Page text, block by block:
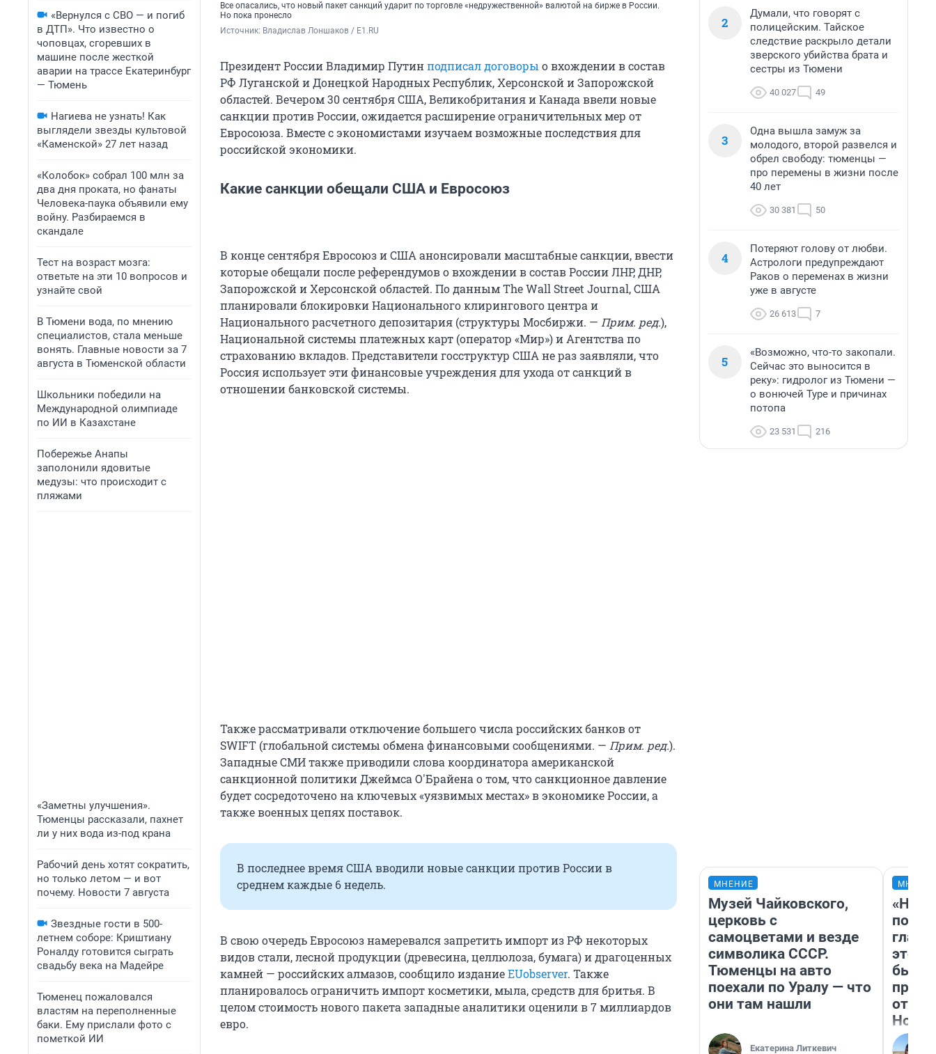
«Вернулся с СВО — и погиб
в ДТП». Что известно о
чоповцах, сгоревших в
машине после жесткой
аварии на трассе Екатеринбург
— Тюмень
Нагиева не узнать! Как
выглядели звезды культовой
«Каменской» 27 лет назад
«Колобок» собрал 100 млн за
два дня проката, но фанаты
Человека-паука объявили ему
войну. Разбираемся в
скандале
Тест на возраст мозга:
ответьте на эти 10 вопросов и
узнайте свой
В Тюмени вода, по мнению
специалистов, стала меньше
вонять. Главные новости за 7
августа в Тюменской области
Школьники победили на
Международной олимпиаде
по ИИ в Казахстане
Побережье Анапы
заполонили ядовитые
медузы: что происходит с
пляжами
«Заметны улучшения».
Тюменцы рассказали, пахнет
ли у них вода из-под крана
Рабочий день хотят сократить,
но только летом — и вот
почему. Новости 7 августа
Звездные гости в 500-
летнем соборе: Криштиану
Роналду готовится сыграть
свадьбу века на Мадейре
Тюменец пожаловался
властям на переполненные
баки. Ему прислали фото с
пометкой ИИ
Все опасались, что новый пакет санкций ударит по торговле «недружественной» валютой на бирже в России.
Но пока пронесло
Источник: Владислав Лоншаков / E1.RU
Президент России Владимир Путинподписал договоры о вхождении в состав
РФ Луганской и Донецкой Народных Республик, Херсонской и Запорожской
областей. Вечером 30 сентября США, Великобритания и Канада ввели новые
санкции против России, ожидается расширение ограничительных мер от
Евросоюза. Вместе с экономистами изучаем возможные последствия для
российской экономики.
Какие санкции обещали США и Евросоюз
В конце сентября Евросоюз и США анонсировали масштабные санкции, ввести
которые обещали после референдумов о вхождении в состав России ЛНР, ДНР,
Запорожской и Херсонской областей. По данным The Wall Street Journal, США
планировали блокировки Национального клирингового центра и
Национального расчетного депозитария (структуры Мосбиржи. — Прим. ред.),
Национальной системы платежных карт (оператор «Мир») и Агентства по
страхованию вкладов. Представители госструктур США не раз заявляли, что
Россия использует эти финансовые учреждения для ухода от санкций в
отношении банковской системы.
Также рассматривали отключение большего числа российских банков от
SWIFT (глобальной системы обмена финансовыми сообщениями. — Прим. ред.).
Западные СМИ также приводили слова координатора американской
санкционной политики Джеймса О'Брайена о том, что санкционное давление
будет сосредоточено на ключевых «уязвимых местах» в экономике России, а
также военных цепях поставок.
В последнее время США вводили новые санкции против России в
среднем каждые 6 недель.
В свою очередь Евросоюз намеревался запретить импорт из РФ некоторых
видов стали, лесной продукции (древесина, целлюлоза, бумага) и драгоценных
камней — российских алмазов, сообщило изданиеEUobserver. Также
планировалось ограничить импорт косметики, мыла, средств для бритья. В
целом стоимость нового пакета западные аналитики оценили в 7 миллиардов
евро.
2
Думали, что говорят с
полицейским. Тайское
следствие раскрыло детали
зверского убийства брата и
сестры из Тюмени
40 027 49
3
Одна вышла замуж за
молодого, второй развелся и
обрел свободу: тюменцы —
про перемены в жизни после
40 лет
30 381 50
4
Потеряют голову от любви.
Астрологи предупреждают
Раков о переменах в жизни
уже в августе
26 613 7
5
«Возможно, что-то закопали.
Сейчас это выносится в
реку»: гидролог из Тюмени —
о вонючей Туре и причинах
потопа
23 531 216
МНЕНИЕ
Музей Чайковского,
церковь с
самоцветами и везде
символика СССР.
Тюменцы на авто
поехали по Уралу — что
они там нашли
Екатерина Литкевич
этого
бьет